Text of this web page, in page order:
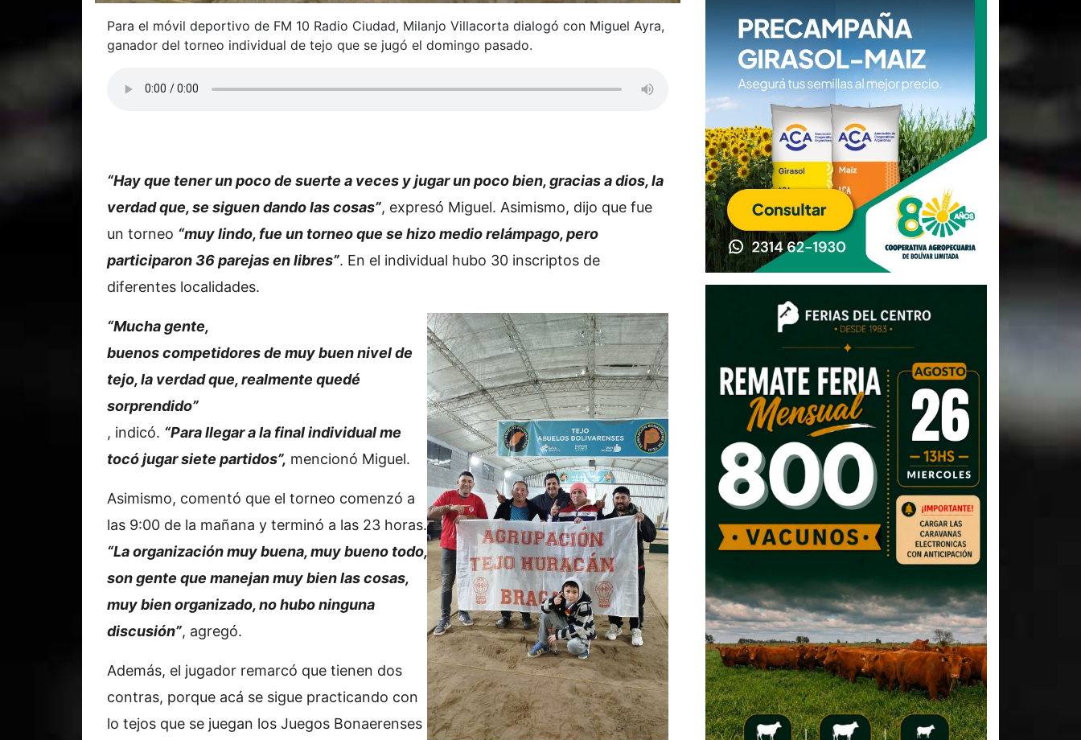
Para el móvil deportivo de FM 10 Radio Ciudad, Milanjo Villacorta dialogó con Miguel Ayra,
ganador del torneo individual de tejo que se jugó el domingo pasado.
“Hay que tener un poco de suerte a veces y jugar un poco bien, gracias a dios, la
verdad que, se siguen dando las cosas”, expresó Miguel. Asimismo, dijo que fue
un torneo “muy lindo, fue un torneo que se hizo medio relámpago, pero
participaron 36 parejas en libres”. En el individual hubo 30 inscriptos de
diferentes localidades.
“Mucha gente,
buenos competidores de muy buen nivel de
tejo, la verdad que, realmente quedé
sorprendido”
, indicó. “Para llegar a la final individual me
tocó jugar siete partidos”, mencionó Miguel.
Asimismo, comentó que el torneo comenzó a
las 9:00 de la mañana y terminó a las 23 horas.
“La organización muy buena, muy bueno todo,
son gente que manejan muy bien las cosas,
muy bien organizado, no hubo ninguna
discusión”, agregó.
Además, el jugador remarcó que tienen dos
contras, porque acá se sigue practicando con
lo tejos que se juegan los Juegos Bonaerenses